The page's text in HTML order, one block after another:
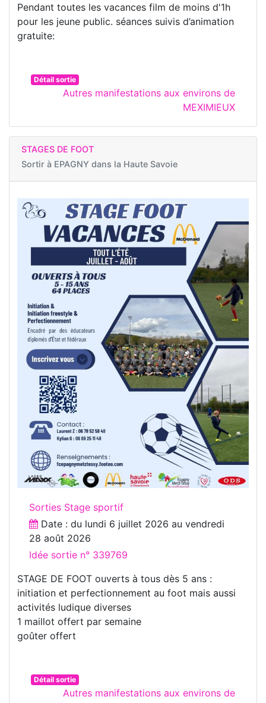
Pendant toutes les vacances film de moins d'1h
pour les jeune public. séances suivis d’animation
gratuite:
Détail sortie
Autres manifestations aux environs de
MEXIMIEUX
STAGES DE FOOT
Sortir à EPAGNY dans la Haute Savoie
Sorties Stage sportif
Date : du lundi 6 juillet 2026 au vendredi
28 août 2026
Idée sortie n° 339769
STAGE DE FOOT ouverts à tous dès 5 ans :
initiation et perfectionnement au foot mais aussi
activités ludique diverses
1 maillot offert par semaine
goûter offert
Détail sortie
Autres manifestations aux environs de